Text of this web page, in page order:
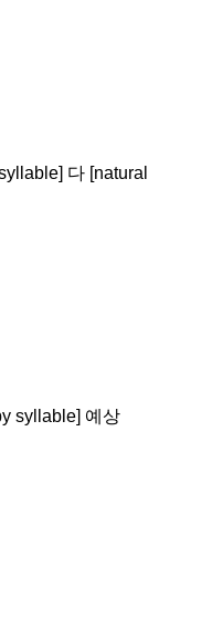
다 [natural
syllable] 예상